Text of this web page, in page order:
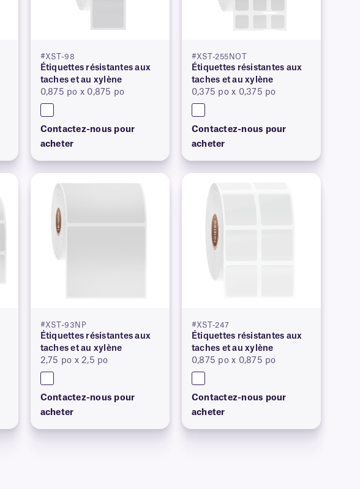
#XST-98
Étiquettes résistantes aux
taches et au xylène
0,875 po x 0,875 po
Contactez-nous pour
acheter
#XST-255NOT
Étiquettes résistantes aux
taches et au xylène
0,375 po x 0,375 po
Contactez-nous pour
acheter
#XST-93NP
Étiquettes résistantes aux
taches et au xylène
2,75 po x 2,5 po
Contactez-nous pour
acheter
#XST-247
Étiquettes résistantes aux
taches et au xylène
0,875 po x 0,875 po
Contactez-nous pour
acheter